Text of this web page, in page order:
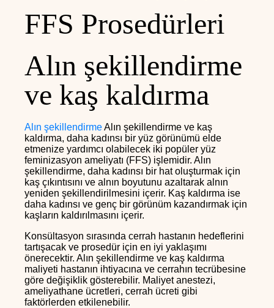
FFS Prosedürleri
Alın şekillendirme
ve kaş kaldırma
Alın şekillendirmeAlın şekillendirme ve kaş
kaldırma, daha kadınsı bir yüz görünümü elde
etmenize yardımcı olabilecek iki popüler yüz
feminizasyon ameliyatı (FFS) işlemidir. Alın
şekillendirme, daha kadınsı bir hat oluşturmak için
kaş çıkıntısını ve alnın boyutunu azaltarak alnın
yeniden şekillendirilmesini içerir. Kaş kaldırma ise
daha kadınsı ve genç bir görünüm kazandırmak için
kaşların kaldırılmasını içerir.
Konsültasyon sırasında cerrah hastanın hedeflerini
tartışacak ve prosedür için en iyi yaklaşımı
önerecektir. Alın şekillendirme ve kaş kaldırma
maliyeti hastanın ihtiyacına ve cerrahın tecrübesine
göre değişiklik gösterebilir. Maliyet anestezi,
ameliyathane ücretleri, cerrah ücreti gibi
faktörlerden etkilenebilir.